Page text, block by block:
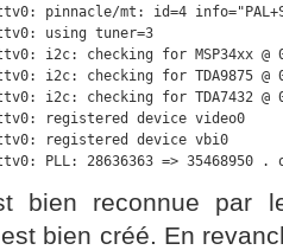
pinnacle/mt: id=4
using tuner=3
i2c: checking for MSP34xx
i2c: checking for TDA9875
i2c: checking for TDA7432
registered device video0
registered device vbi0
PLL: 28636363 => 35468950 .
bien reconnue par
bien créé. En